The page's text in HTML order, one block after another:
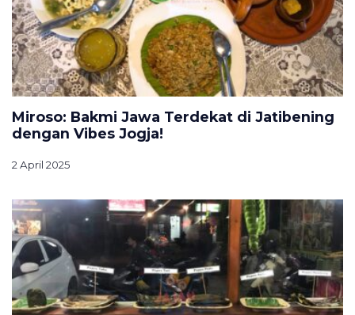
Miroso: Bakmi Jawa Terdekat di Jatibening
dengan Vibes Jogja!
2 April 2025